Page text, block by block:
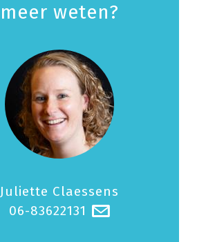
meer weten?
Juliette Claessens
06-83622131
@